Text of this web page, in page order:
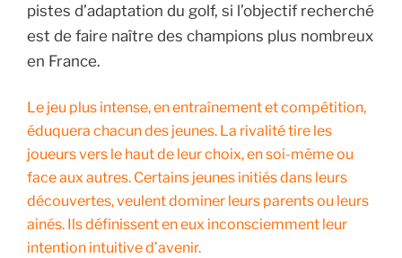
pistes d’adaptation du golf, si l’objectif recherché
est de faire naître des champions plus nombreux
en France.
Le jeu plus intense, en entraînement et compétition,
éduquera chacun des jeunes. La rivalité tire les
joueurs vers le haut de leur choix, en soi-même ou
face aux autres. Certains jeunes initiés dans leurs
découvertes, veulent dominer leurs parents ou leurs
ainés. Ils définissent en eux inconsciemment leur
intention intuitive d’avenir.